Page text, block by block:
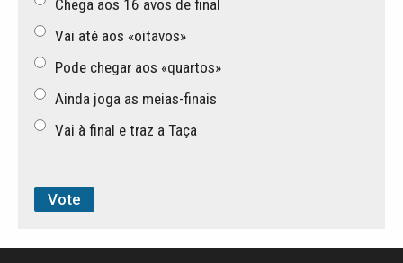
Chega aos 16 avos de final
Vai até aos «oitavos»
Pode chegar aos «quartos»
Ainda joga as meias-finais
Vai à final e traz a Taça